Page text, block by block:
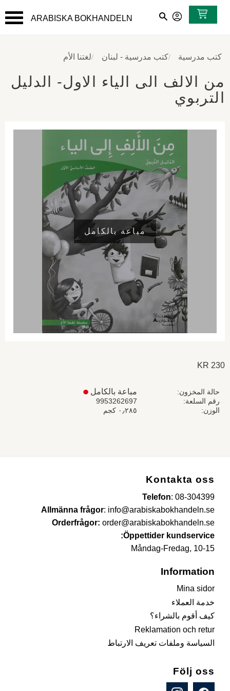
القائمة
ARABISKA BOKHANDELN
كتب مدرسية كتب مدرسية - لبنان لغتنا الأم
من الالف الى الياء الاول- الدليل
التربوي
مباعة بالكامل
230
حالة المخزون مباعة بالكامل
رقم السلعة
9953262697
الوزن
٠٫٢٨٥ كجم
Kontakta oss
Telefon: 08-304399
Allmänna frågor: info@arabiskabokhandeln.se
Orderfrågor: order@arabiskabokhandeln.se
Öppettider kundservice:
Måndag-Fredag, 10-15
Information
Mina sidor
خدمة العملاء
كيف أقوم بالشراء؟
Reklamation och retur
السياسة وملفات تعريف الارتباط
Följ oss